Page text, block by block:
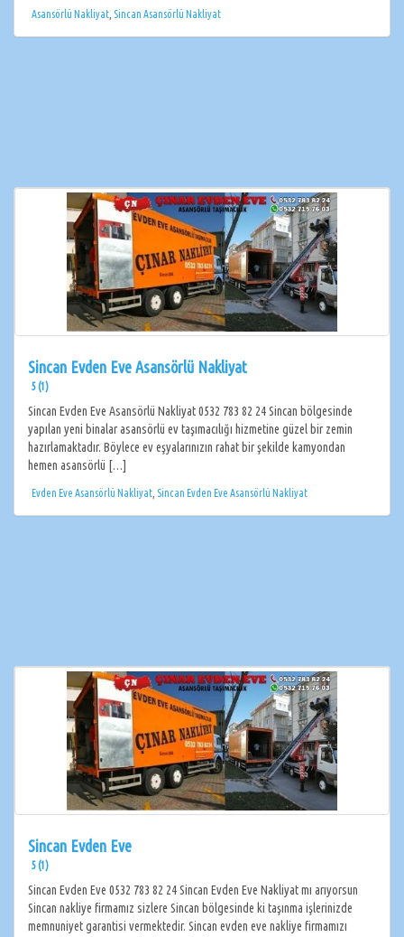
Asansörlü Nakliyat Sincan Asansörlü Nakliyat
Sincan Evden Eve Asansörlü Nakliyat
5 (1)
Sincan Evden Eve Asansörlü Nakliyat 0532 783 82 24 Sincan bölgesinde
yapılan yeni binalar asansörlü ev taşımacılığı hizmetine güzel bir zemin
hazırlamaktadır. Böylece ev eşyalarınızın rahat bir şekilde kamyondan
hemen asansörlü […]
Evden Eve Asansörlü Nakliyat Sincan Evden Eve Asansörlü Nakliyat
Sincan Evden Eve
5 (1)
Sincan Evden Eve 0532 783 82 24 Sincan Evden Eve Nakliyat mı arıyorsun
Sincan nakliye firmamız sizlere Sincan bölgesinde ki taşınma işlerinizde
memnuniyet garantisi vermektedir. Sincan evden eve nakliye firmamızı